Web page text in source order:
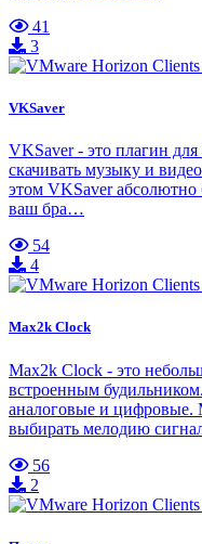
41
3
VKSaver
VKSaver - это плагин для
скачивать музыку и
этом VKSaver абсолютно
ваш бра…
54
4
Max2k Clock
Max2k Clock - это
встроенным
аналоговые и цифровые.
выбирать мелодию
56
2